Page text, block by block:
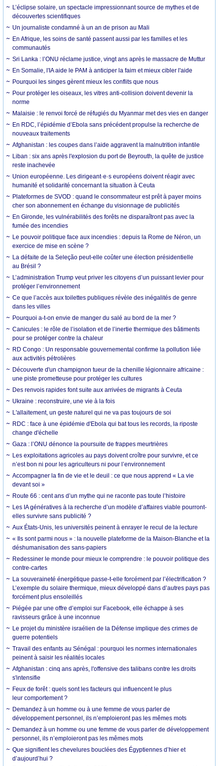
L’éclipse solaire, un spectacle impressionnant source de mythes et de
découvertes scientifiques
Un journaliste condamné à un an de prison au Mali
En Afrique, les soins de santé passent aussi par les familles et les
communautés
Sri Lanka : l’ONU réclame justice, vingt ans après le massacre de Muttur
En Somalie, l'IA aide le PAM à anticiper la faim et mieux cibler l'aide
Pourquoi les singes gèrent mieux les conflits que nous
Pour protéger les oiseaux, les vitres anti-collision doivent devenir la
norme
Malaisie : le renvoi forcé de réfugiés du Myanmar met des vies en danger
En RDC, l’épidémie d’Ebola sans précédent propulse la recherche de
nouveaux traitements
Afghanistan : les coupes dans l’aide aggravent la malnutrition infantile
Liban : six ans après l'explosion du port de Beyrouth, la quête de justice
reste inachevée
Union européenne. Les dirigeant·e·s européens doivent réagir avec
humanité et solidarité concernant la situation à Ceuta
Plateformes de SVOD : quand le consommateur est prêt à payer moins
cher son abonnement en échange du visionnage de publicités
En Gironde, les vulnérabilités des forêts ne disparaîtront pas avec la
fumée des incendies
Le pouvoir politique face aux incendies : depuis la Rome de Néron, un
exercice de mise en scène ?
La défaite de la Seleção peut-elle coûter une élection présidentielle
au Brésil ?
L’administration Trump veut priver les citoyens d’un puissant levier pour
protéger l’environnement
Ce que l’accès aux toilettes publiques révèle des inégalités de genre
dans les villes
Pourquoi a-t-on envie de manger du salé au bord de la mer ?
Canicules : le rôle de l’isolation et de l’inertie thermique des bâtiments
pour se protéger contre la chaleur
RD Congo : Un responsable gouvernemental confirme la pollution liée
aux activités pétrolières
Découverte d'un champignon tueur de la chenille légionnaire africaine :
une piste prometteuse pour protéger les cultures
Des renvois rapides font suite aux arrivées de migrants à Ceuta
Ukraine : reconstruire, une vie à la fois
L'allaitement, un geste naturel qui ne va pas toujours de soi
RDC : face à une épidémie d'Ebola qui bat tous les records, la riposte
change d'échelle
Gaza : l’ONU dénonce la poursuite de frappes meurtrières
Les exploitations agricoles au pays doivent croître pour survivre, et ce
n’est bon ni pour les agriculteurs ni pour l’environnement
Accompagner la fin de vie et le deuil : ce que nous apprend « La vie
devant soi »
Route 66 : cent ans d’un mythe qui ne raconte pas toute l’histoire
Les IA génératives à la recherche d’un modèle d’affaires viable pourront-
elles survivre sans publicité ?
Aux États-Unis, les universités peinent à enrayer le recul de la lecture
« Ils sont parmi nous » : la nouvelle plateforme de la Maison-Blanche et la
déshumanisation des sans-papiers
Redessiner le monde pour mieux le comprendre : le pouvoir politique des
contre-cartes
La souveraineté énergétique passe-t-elle forcément par l’électrification ?
L’exemple du solaire thermique, mieux développé dans d’autres pays pas
forcément plus ensoleillés
Piégée par une offre d’emploi sur Facebook, elle échappe à ses
ravisseurs grâce à une inconnue
Le projet du ministère israélien de la Défense implique des crimes de
guerre potentiels
Travail des enfants au Sénégal : pourquoi les normes internationales
peinent à saisir les réalités locales
Afghanistan : cinq ans après, l'offensive des talibans contre les droits
s'intensifie
Feux de forêt : quels sont les facteurs qui influencent le plus
leur comportement ?
Demandez à un homme ou à une femme de vous parler de
développement personnel, ils n’emploieront pas les mêmes mots
Demandez à un homme ou une femme de vous parler de développement
personnel, ils n’emploieront pas les mêmes mots
Que signifient les chevelures bouclées des Égyptiennes d’hier et
d’aujourd’hui ?